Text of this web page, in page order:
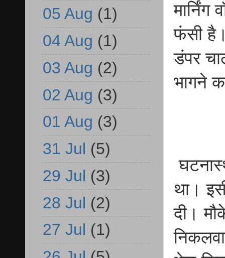
फंसी
डंपर
भागने
था।
दी।
05 Aug (1)
04 Aug (1)
03 Aug (2)
02 Aug (3)
01 Aug (3)
31 Jul (5)
29 Jul (3)
28 Jul (2)
27 Jul (1)